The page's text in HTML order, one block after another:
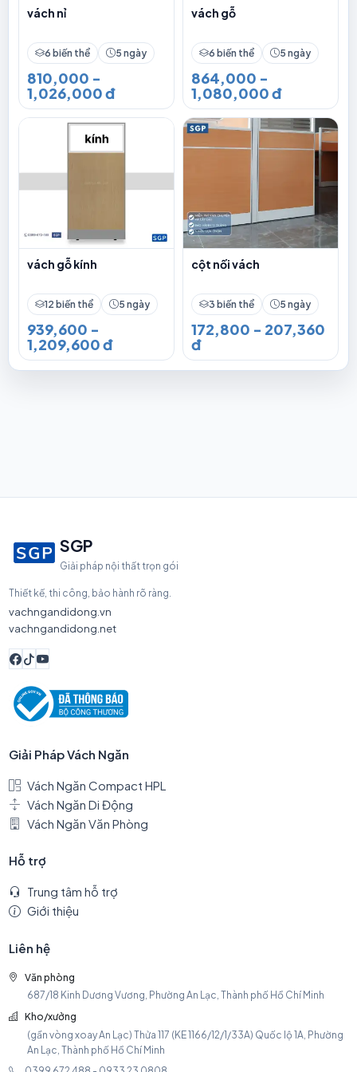
vách nỉ
6 biến thể 5 ngày
810,000 -
1,026,000 đ
vách gỗ
6 biến thể 5 ngày
864,000 -
1,080,000 đ
vách gỗ kính
12 biến thể 5 ngày
939,600 -
1,209,600 đ
cột nối vách
3 biến thể 5 ngày
172,800 - 207,360
đ
SGP
Giải pháp nội thất trọn gói
Thiết kế, thi công, bảo hành rõ ràng.
vachngandidong.vn
vachngandidong.net
Giải Pháp Vách Ngăn
Vách Ngăn Compact HPL
Vách Ngăn Di Động
Vách Ngăn Văn Phòng
Hỗ trợ
Trung tâm hỗ trợ
Giới thiệu
Liên hệ
Văn phòng
687/18 Kinh Dương Vương, Phường An Lạc, Thành phố Hồ Chí Minh
Kho/xưởng
(gần vòng xoay An Lạc) Thửa 117 (KE 1166/12/1/33A) Quốc lộ 1A, Phường
An Lạc, Thành phố Hồ Chí Minh